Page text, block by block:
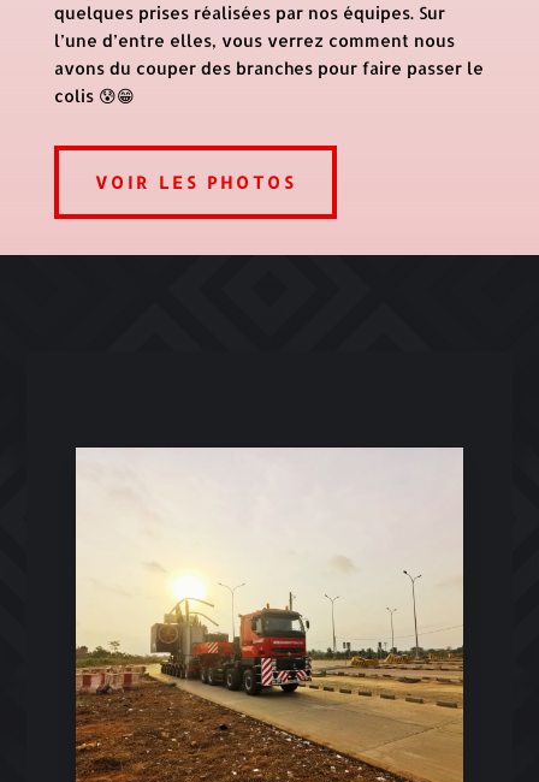
quelques prises réalisées par nos équipes. Sur
l’une d’entre elles, vous verrez comment nous
avons du couper des branches pour faire passer le
colis 😰😁
VOIR LES PHOTOS